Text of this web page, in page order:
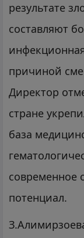
результате
составляют
причиной
Директор
стране
база
современное
потенциал.